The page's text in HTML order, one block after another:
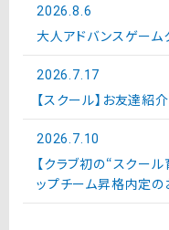
2026.8.6
大人アドバンスゲーム
2026.7.17
【スクール】お友達紹
2026.7.10
【クラブ初の“スクー
ップチーム昇格内定の